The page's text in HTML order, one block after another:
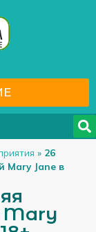
» 26
Mary Jane в
Mary